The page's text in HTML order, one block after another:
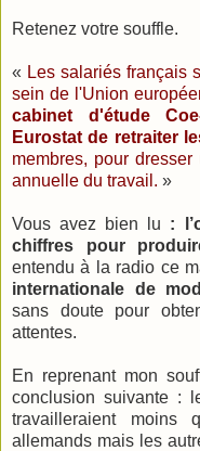
Retenez votre souffle.
« Les salariés français
sein de l'Union
cabinet d'étude Coe
Eurostat de retraiter
membres, pour
annuelle du travail. »
Vous avez bien lu :
chiffres pour
entendu à la radio ce
internationale de
sans doute pour
attentes.
En reprenant mon
conclusion suivante :
travailleraient
allemands mais les